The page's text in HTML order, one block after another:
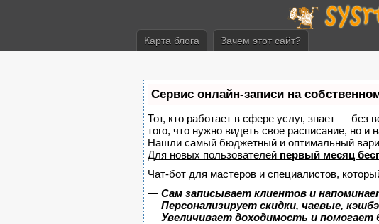
Карта блога Зачем этот сайт?
Сервис онлайн-записи на
Тот, кто работает в сфере услуг, знает — без
того, что нужно видеть свое расписание, но и
Нашли самый бюджетный и оптимальный
Для новых пользователей первый месяц
Чат-бот для мастеров и специалистов,
— Сам записывает клиентов и
— Персонализирует скидки, чаевые,
— Увеличивает доходимость и